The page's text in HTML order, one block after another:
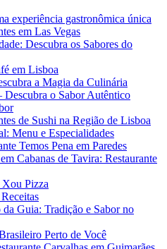
experiência gastronômica única
em Las Vegas
Descubra os Sabores do
em Lisboa
a Magia da Culinária
Descubra o Sabor Autêntico
de Sushi na Região de Lisboa
Menu e Especialidades
Temos Pena em Paredes
Cabanas de Tavira: Restaurante
Pizza
Guia: Tradição e Sabor no
Perto de Você